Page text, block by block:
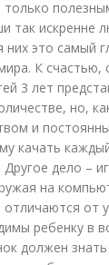
так искренне
них это самый
К счастью,
3 лет
но,
и
качать
дело –
на
от
ребенку в
должен